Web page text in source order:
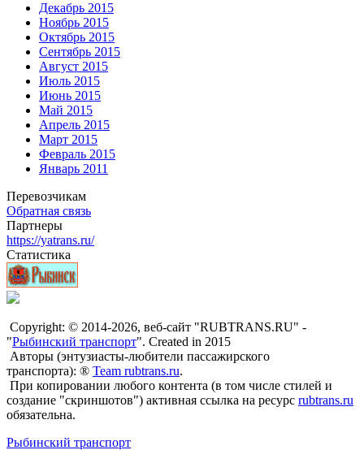
Декабрь 2015
Ноябрь 2015
Октябрь 2015
Сентябрь 2015
Август 2015
Июль 2015
Июнь 2015
Май 2015
Апрель 2015
Март 2015
Февраль 2015
Январь 2011
Перевозчикам
Обратная связь
Партнеры
https://yatrans.ru/
Статистика
Copyright: © 2014-2026, веб-сайт "RUBTRANS.RU" -
"Рыбинский транспорт". Created in 2015
Авторы (энтузиасты-любители пассажирского
транспорта): ® Team rubtrans.ru.
При копировании любого контента (в том числе стилей и
создание "скриншотов") активная ссылка на ресурс rubtrans.ru
обязательна.
Рыбинский транспорт